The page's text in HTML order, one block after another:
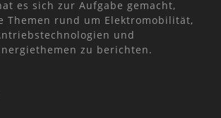
es sich zur Aufgabe gemacht,
Themen rund um Elektromobilität,
und
zu berichten.